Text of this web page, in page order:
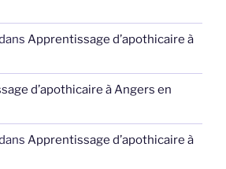
Apprentissage d’apothicaire à
d’apothicaire à Angers en
Apprentissage d’apothicaire à